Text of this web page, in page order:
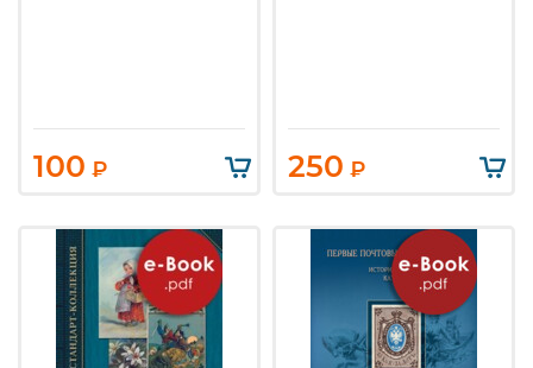
100 ₽ 250 ₽